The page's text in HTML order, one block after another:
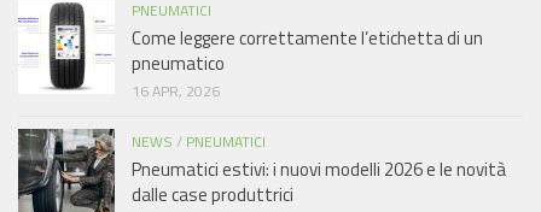
PNEUMATICI
Come leggere correttamente l’etichetta di un
pneumatico
16 APR, 2026
NEWS / PNEUMATICI
Pneumatici estivi: i nuovi modelli 2026 e le novità
dalle case produttrici